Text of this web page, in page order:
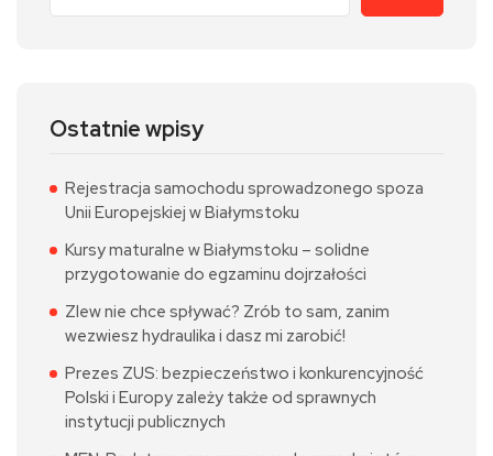
Ostatnie wpisy
Rejestracja samochodu sprowadzonego spoza
Unii Europejskiej w Białymstoku
Kursy maturalne w Białymstoku – solidne
przygotowanie do egzaminu dojrzałości
Zlew nie chce spływać? Zrób to sam, zanim
wezwiesz hydraulika i dasz mi zarobić!
Prezes ZUS: bezpieczeństwo i konkurencyjność
Polski i Europy zależy także od sprawnych
instytucji publicznych